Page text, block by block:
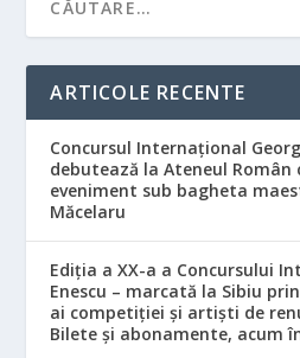
ARTICOLE RECENTE
Concursul Internațional
debutează la Ateneul Român
eveniment sub bagheta
Măcelaru
Ediția a XX-a a Concursului
Enescu – marcată la Sibiu
ai competiției și artiști de
Bilete și abonamente, acum